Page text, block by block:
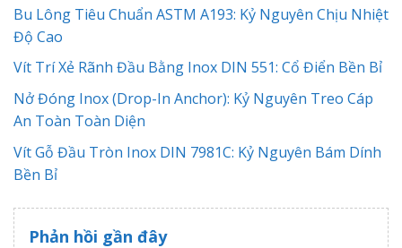
Bu Lông Tiêu Chuẩn ASTM A193: Kỷ Nguyên Chịu Nhiệt
Độ Cao
Vít Trí Xẻ Rãnh Đầu Bằng Inox DIN 551: Cổ Điển Bền Bỉ
Nở Đóng Inox (Drop-In Anchor): Kỷ Nguyên Treo Cáp
An Toàn Toàn Diện
Vít Gỗ Đầu Tròn Inox DIN 7981C: Kỷ Nguyên Bám Dính
Bền Bỉ
Phản hồi gần đây